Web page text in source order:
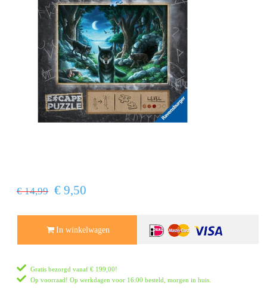
€ 14,99 € 9,50
In winkelwagen
Gratis bezorgd vanaf € 199,00!
Op voorraad! Op werkdagen voor 16:00 besteld, morgen in huis.